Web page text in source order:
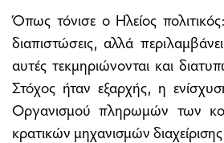
Όπως τόνισε ο Ηλείος
διαπιστώσεις, αλλά
αυτές τεκμηριώνονται και
Στόχος ήταν εξαρχής, η
Οργανισμού πληρωμών των
κρατικών μηχανισμών